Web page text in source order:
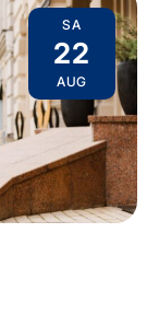
SA
22
AUG